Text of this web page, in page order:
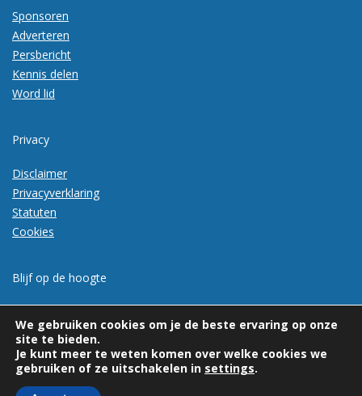
Sponsoren
Adverteren
Persbericht
Kennis delen
Word lid
Privacy
Disclaimer
Privacyverklaring
Statuten
Cookies
Blijf op de hoogte
We gebruiken cookies om je de beste ervaring op onze
site te bieden.
Je kunt meer te weten komen over welke cookies we
gebruiken of ze uitschakelen in settings.